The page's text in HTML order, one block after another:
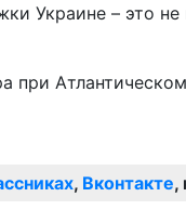
Украине – это
, Вконтакте,